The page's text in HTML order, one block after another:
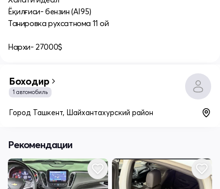
Ёқилғиси- бензин (AI95)
Танировка рухсатнома 11 ой
Нархи- 27000$
Боходир
1 автомобиль
Город Ташкент, Шайхантахурский район
Рекомендации